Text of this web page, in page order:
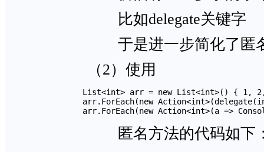
比如delegate关键字
于是进一步简化了匿名
（2）使用
List<int> arr = new List<int>() { 1,
arr.ForEach(new
arr.ForEach(new Action<int>(a =>
匿名方法的代码如下